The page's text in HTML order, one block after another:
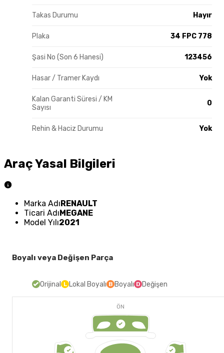
Takas Durumu Hayır
Plaka 34 FPC 778
Şasi No (Son 6 Hanesi) 123456
Hasar / Tramer Kaydı Yok
Kalan Garanti Süresi / KM
Sayısı
0
Rehin & Haciz Durumu Yok
Araç Yasal Bilgileri
Marka AdıRENAULT
Ticari AdıMEGANE
Model Yılı2021
Boyalı veya Değişen Parça
Orijinal L Lokal Boyalı B Boyalı D Değişen
ÖN